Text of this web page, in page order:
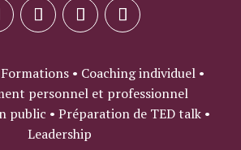
• Coaching individuel •
personnel et professionnel
public • Préparation de TED talk •
Leadership